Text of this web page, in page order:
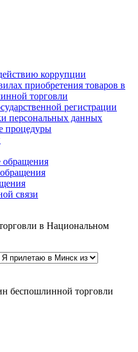
коррупции
приобретения товаров в
торговли
регистрации
персональных данных
процедуры
обращения
связи
в Национальном
беспошлинной торговли